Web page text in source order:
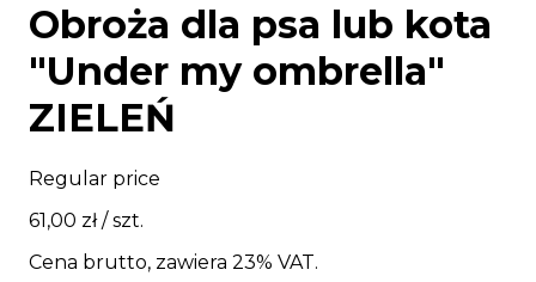
Obroża dla psa lub kota
"Under my ombrella"
ZIELEŃ
Regular price
61,00 zł/ szt.
Cena brutto, zawiera 23% VAT.